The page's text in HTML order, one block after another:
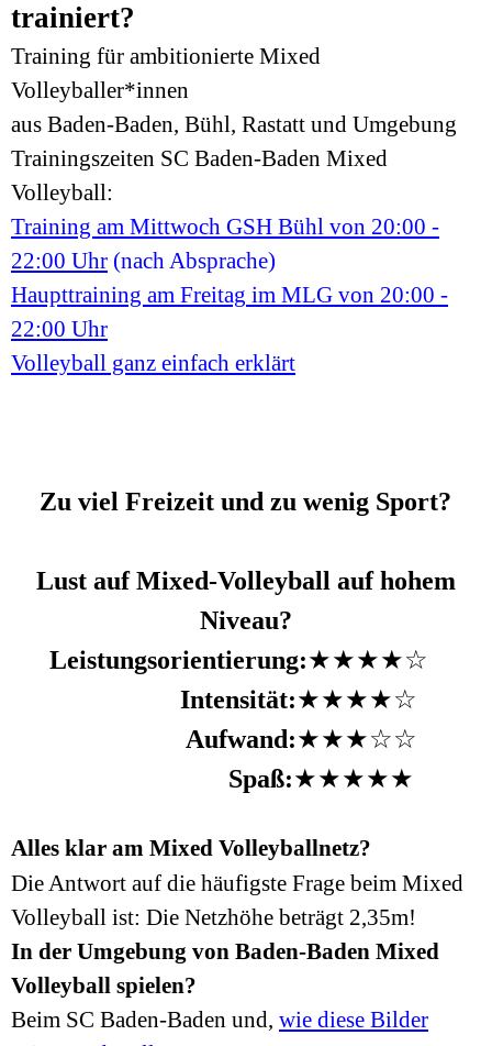
trainiert?
Training für ambitionierte Mixed
Volleyballer*innen
aus Baden-Baden, Bühl, Rastatt und Umgebung
Trainingszeiten SC Baden-Baden Mixed
Volleyball:
Training am Mittwoch GSH Bühl von 20:00 -
22:00 Uhr (nach Absprache)
Haupttraining am Freitag im MLG von 20:00 -
22:00 Uhr
Volleyball ganz einfach erklärt
Zu viel Freizeit und zu wenig Sport?
Lust auf Mixed-Volleyball auf hohem
Niveau?
Leistungsorientierung:★★★★☆
Intensität:★★★★☆
Aufwand:★★★☆☆
Spaß:★★★★★
Alles klar am Mixed Volleyballnetz?
Die Antwort auf die häufigste Frage beim Mixed
Volleyball ist: Die Netzhöhe beträgt 2,35m!
In der Umgebung von Baden-Baden Mixed
Volleyball spielen?
Beim SC Baden-Baden und, wie diese Bilder